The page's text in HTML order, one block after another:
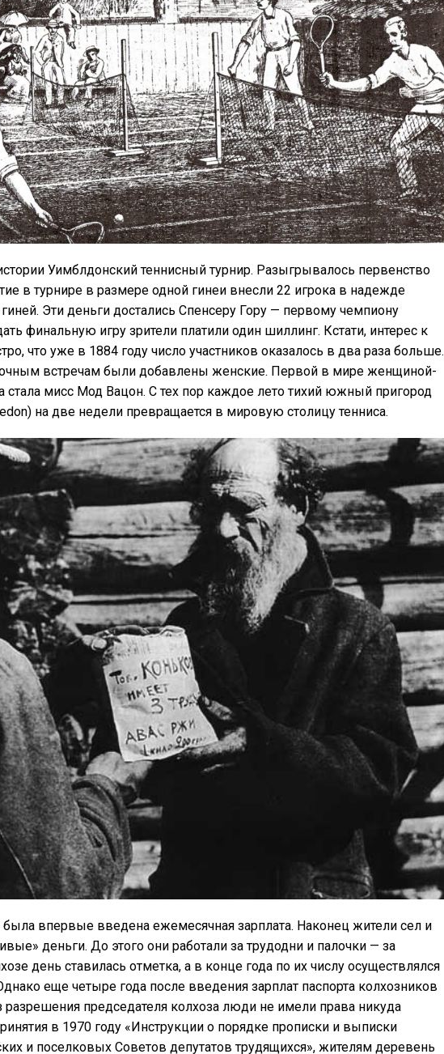
Уимблдонский теннисный турнир. Разыгрывалось первенство
в турнире в размере одной гинеи внесли 22 игрока в надежде
Эти деньги достались Спенсеру Гору — первому чемпиону
финальную игру зрители платили один шиллинг. Кстати, интерес к
что уже в 1884 году число участников оказалось в два раза больше.
встречам были добавлены женские. Первой в мире женщиной-
стала мисс Мод Вацон. С тех пор каждое лето тихий южный пригород
на две недели превращается в мировую столицу тенниса.
была впервые введена ежемесячная зарплата. Наконец жители сел и
деньги. До этого они работали за трудодни и палочки — за
день ставилась отметка, а в конце года по их числу осуществлялся
еще четыре года после введения зарплат паспорта колхозников
разрешения председателя колхоза люди не имели права никуда
в 1970 году «Инструкции о порядке прописки и выписки
и поселковых Советов депутатов трудящихся», жителям деревень